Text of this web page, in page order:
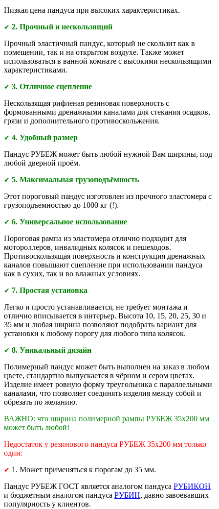
Низкая цена пандуса при высоких характеристиках.
✔ 2. Прочный и нескользящий
Прочный эластичный пандус, который не скользит как в
помещении, так и на открытом воздухе. Также может
использоваться в ванной комнате с высокими нескользящими
характеристиками.
✔ 3. Отличное сцепление
Нескользящая рифленая резиновая поверхность с
формованными дренажными каналами для стекания осадков,
грязи и дополнительного противоскольжения.
✔ 4. Удобный размер
Пандус РУБЕЖ может быть любой нужной Вам ширины, под
любой дверной проём.
✔ 5. Максимальная грузоподъёмность
Этот пороговый пандус изготовлен из прочного эластомера с
грузоподъемностью до 1000 кг (!).
✔ 6. Универсальное использование
Пороговая рампа из эластомера отлично подходит для
мотороллеров, инвалидных колясок и пешеходов.
Противоскользящая поверхность и конструкция дренажных
каналов повышают сцепление при использовании пандуса
как в сухих, так и во влажных условиях.
✔ 7. Простая установка
Легко и просто устанавливается, не требует монтажа и
отлично вписывается в интерьер. Высота 10, 15, 20, 25, 30 и
35 мм и любая ширина позволяют подобрать вариант для
установки к любому порогу для любого типа колясок.
✔ 8. Уникальный дизайн
Полимерный пандус может быть выполнен на заказ в любом
цвете, стандартно выпускается в чёрном и сером цветах.
Изделие имеет ровную форму треугольника с параллельными
каналами, что позволяет соединять изделия между собой и
обрезать по желанию.
ВАЖНО: что ширина полимерной рампы РУБЕЖ 35х200 мм
может быть любой!
Недостаток у резинового пандуса РУБЕЖ 35х200 мм только
один:
✔ 1. Может применяться к порогам до 35 мм.
Пандус РУБЕЖ ГОСТ является аналогом пандуса РУБИКОН
и бюджетным аналогом пандуса РУБИН, давно завоевавших
популярность у клиентов.